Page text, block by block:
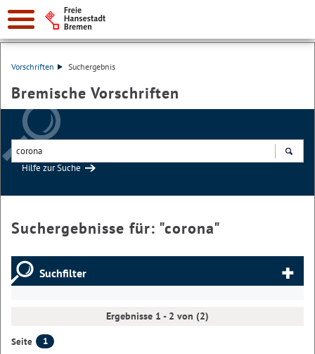
Vorschriften Suchergebnis
Bremische Vorschriften
Hilfe zur Suche
Suchergebnisse für: "corona"
Suchfilter
Ergebnisse 1 - 2 von (2)
Seite
1